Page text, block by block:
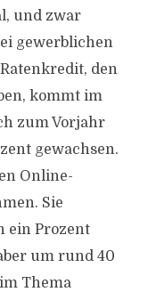
und zwar
gewerblichen
den
kommt im
zum Vorjahr
gewachsen.
Online-
Sie
ein Prozent
um rund 40
Thema